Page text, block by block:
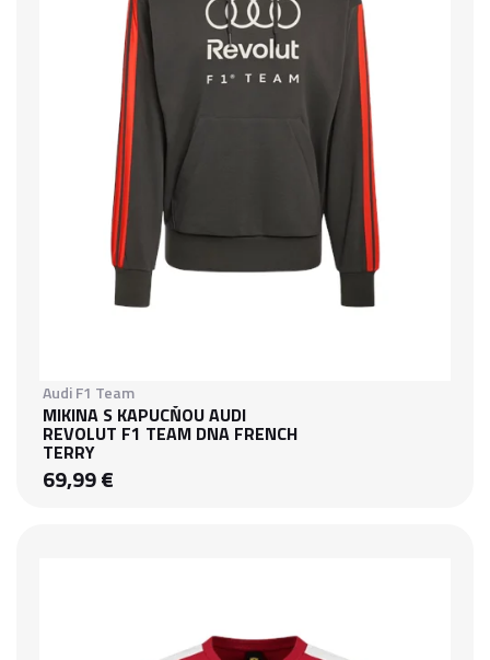
Audi F1 Team
MIKINA S KAPUCŇOU AUDI
REVOLUT F1 TEAM DNA FRENCH
TERRY
69,99 €